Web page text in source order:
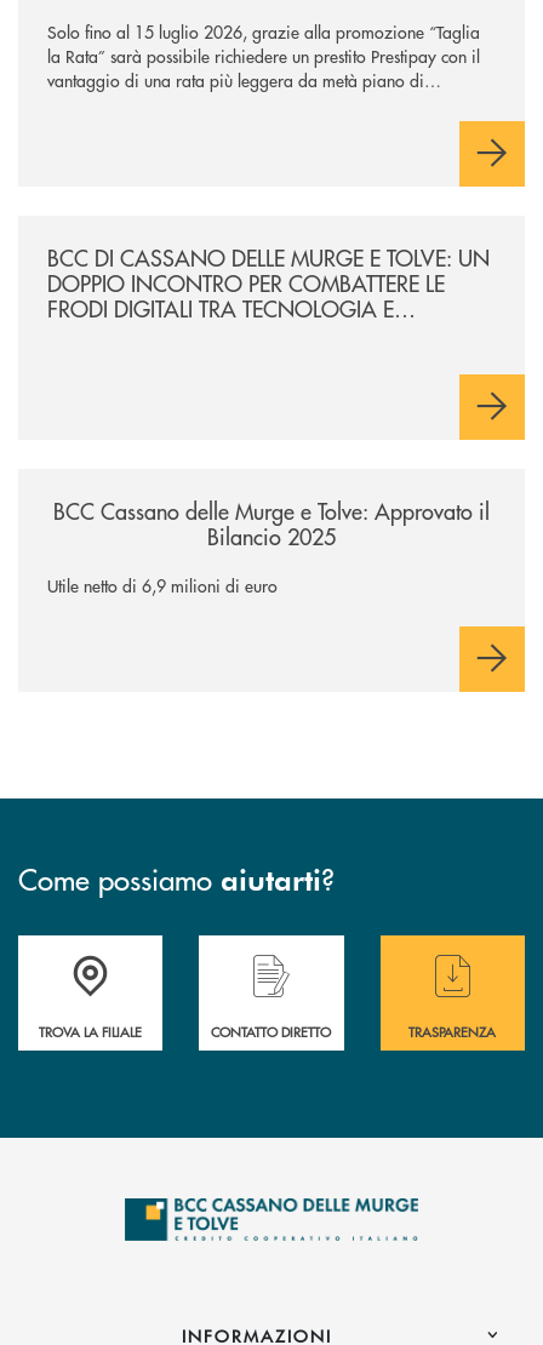
Solo fino al 15 luglio 2026, grazie alla promozione “Taglia
la Rata” sarà possibile richiedere un prestito Prestipay con il
vantaggio di una rata più leggera da metà piano di
BCC DI CASSANO DELLE MURGE E TOLVE: UN
DOPPIO INCONTRO PER COMBATTERE LE
FRODI DIGITALI TRA TECNOLOGIA E
BCC Cassano delle Murge e Tolve: Approvato il
Bilancio 2025
Utile netto di 6,9 milioni di euro
Come possiamo aiutarti?
Accedi all' elenco completo delle filiali
TROVA LA FILIALE
Hai bisogno di assistenza immediata ?
CONTATTO DIRETTO
Hai bisogno di
TRASPARENZA
INFORMAZIONI